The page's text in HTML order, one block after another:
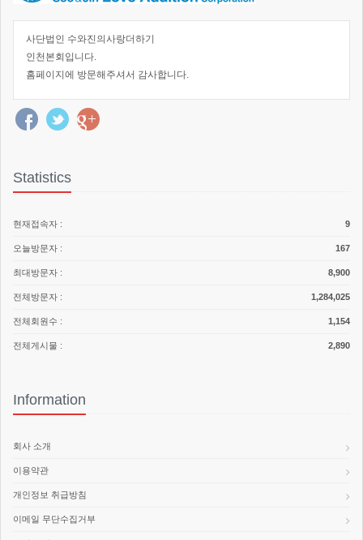
사단법인 수와진의사랑더하기
인천본회입니다.
홈페이지에 방문해주셔서 감사합니다.
Statistics
현재접속자 : 9
오늘방문자 : 167
최대방문자 : 8,900
전체방문자 : 1,284,025
전체회원수 : 1,154
전체게시물 : 2,890
Information
회사 소개
이용약관
개인정보 취급방침
이메일 무단수집거부